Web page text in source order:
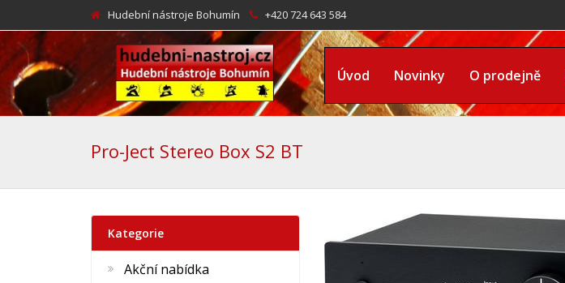
Hudební nástroje Bohumín +420 724 643 584
Úvod Novinky O prodejně
Pro-Ject Stereo Box S2 BT
Kategorie
Akční nabídka